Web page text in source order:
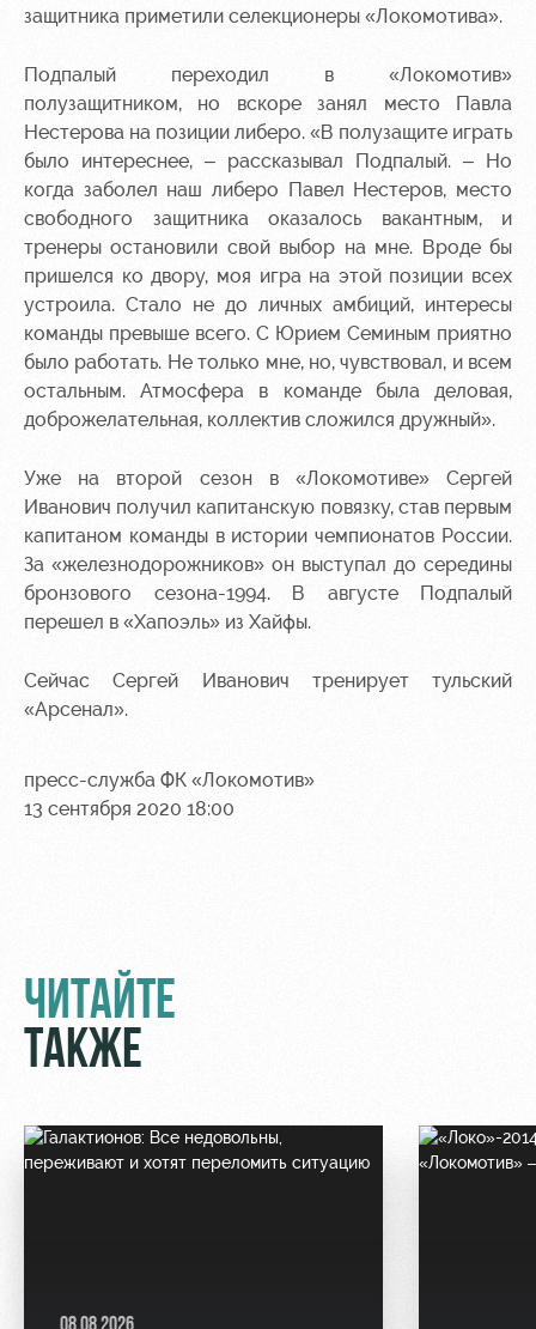
защитника приметили селекционеры «Локомотива».
Подпалый переходил в «Локомотив»
полузащитником, но вскоре занял место Павла
Нестерова на позиции либеро. «В полузащите играть
было интереснее, – рассказывал Подпалый. – Но
когда заболел наш либеро Павел Нестеров, место
свободного защитника оказалось вакантным, и
тренеры остановили свой выбор на мне. Вроде бы
пришелся ко двору, моя игра на этой позиции всех
устроила. Стало не до личных амбиций, интересы
команды превыше всего. С Юрием Семиным приятно
было работать. Не только мне, но, чувствовал, и всем
остальным. Атмосфера в команде была деловая,
доброжелательная, коллектив сложился дружный».
Уже на второй сезон в «Локомотиве» Сергей
Иванович получил капитанскую повязку, став первым
капитаном команды в истории чемпионатов России.
За «железнодорожников» он выступал до середины
бронзового сезона-1994. В августе Подпалый
перешел в «Хапоэль» из Хайфы.
Сейчас Сергей Иванович тренирует тульский
«Арсенал».
пресс-служба ФК «Локомотив»
13 сентября 2020 18:00
ЧИТАЙТЕ
ТАКЖЕ